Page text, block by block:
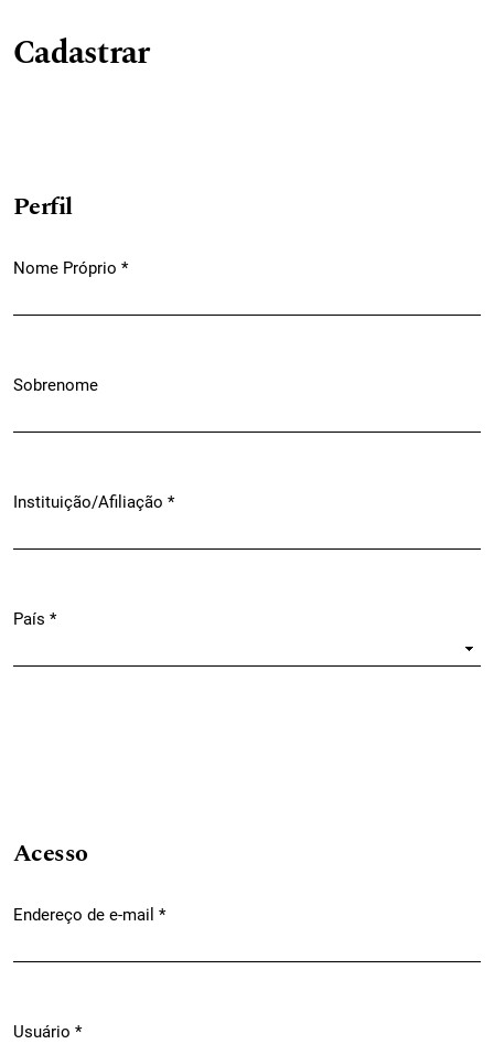
Cadastrar
Perfil
Nome Próprio *
Sobrenome
Instituição/Afiliação *
País *
Acesso
Endereço de e-mail *
Usuário *